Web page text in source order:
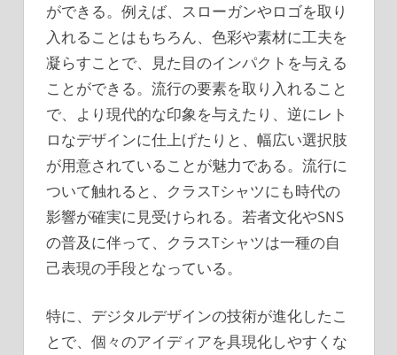
ができる。例えば、スローガンやロゴを取り
入れることはもちろん、色彩や素材に工夫を
凝らすことで、見た目のインパクトを与える
ことができる。流行の要素を取り入れること
で、より現代的な印象を与えたり、逆にレト
ロなデザインに仕上げたりと、幅広い選択肢
が用意されていることが魅力である。流行に
ついて触れると、クラスTシャツにも時代の
影響が確実に見受けられる。若者文化やSNS
の普及に伴って、クラスTシャツは一種の自
己表現の手段となっている。
特に、デジタルデザインの技術が進化したこ
とで、個々のアイディアを具現化しやすくな